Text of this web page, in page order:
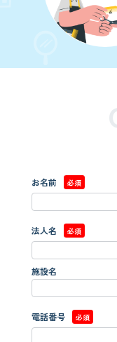
お名前 必須
法人名 必須
施設名
電話番号 必須